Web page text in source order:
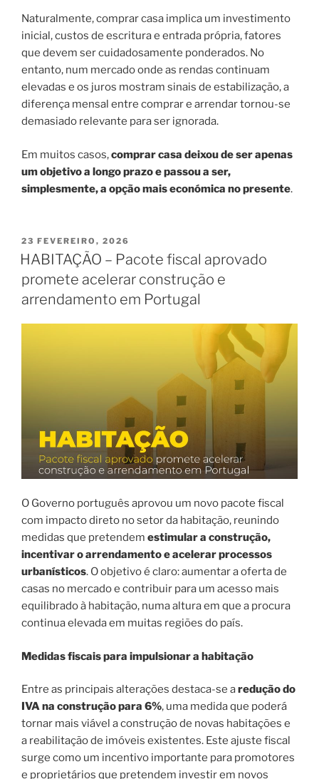
Naturalmente, comprar casa implica um investimento
inicial, custos de escritura e entrada própria, fatores
que devem ser cuidadosamente ponderados. No
entanto, num mercado onde as rendas continuam
elevadas e os juros mostram sinais de estabilização, a
diferença mensal entre comprar e arrendar tornou-se
demasiado relevante para ser ignorada.
Em muitos casos,comprar casa deixou de ser apenas
um objetivo a longo prazo e passou a ser,
simplesmente, a opção mais económica no presente.
PUBLICADO
EM
23 FEVEREIRO, 2026
HABITAÇÃO – Pacote fiscal aprovado
promete acelerar construção e
arrendamento em Portugal
O Governo português aprovou um novo pacote fiscal
com impacto direto no setor da habitação, reunindo
medidas que pretendem estimular a construção,
incentivar o arrendamento e acelerar processos
urbanísticos. O objetivo é claro: aumentar a oferta de
casas no mercado e contribuir para um acesso mais
equilibrado à habitação, numa altura em que a procura
continua elevada em muitas regiões do país.
Medidas fiscais para impulsionar a habitação
Entre as principais alterações destaca-se aredução do
IVA na construção para 6%, uma medida que poderá
tornar mais viável a construção de novas habitações e
a reabilitação de imóveis existentes. Este ajuste fiscal
surge como um incentivo importante para promotores
e proprietários que pretendem investir em novos